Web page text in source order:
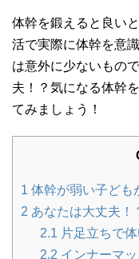
体幹を鍛えると良い
活で実際に体幹を意
は意外に少ないもの
夫！？気になる体幹
てみましょう！
1 体幹が弱い子ども
2 あなたは大丈夫！
2.1 片足立ちで
2.2 インナーマ